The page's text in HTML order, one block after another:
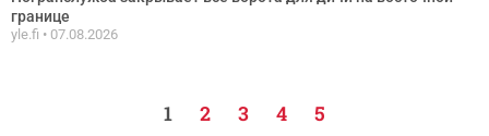
границе
yle.fi 07.08.2026
1 2 3 4 5